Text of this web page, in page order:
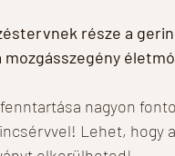
része a
mozgásszegény
nagyon
Lehet, hogy